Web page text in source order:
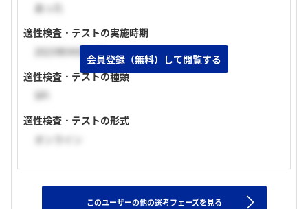
あった
適性検査・テストの実施時期
2023年04月上旬
適性検査・テストの種類
SPI
適性検査・テストの形式
オンライン
会員登録（無料）して閲覧する
このユーザーの他の選考フェーズを見る